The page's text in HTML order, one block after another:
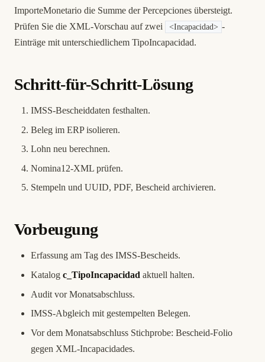
ImporteMonetario die Summe der Percepciones übersteigt.
Prüfen Sie die XML-Vorschau auf zwei
<Incapacidad> -
Einträge mit unterschiedlichem TipoIncapacidad.
Schritt-für-Schritt-Lösung
IMSS-Bescheiddaten festhalten.
Beleg im ERP isolieren.
Lohn neu berechnen.
Nomina12-XML prüfen.
Stempeln und UUID, PDF, Bescheid archivieren.
Vorbeugung
Erfassung am Tag des IMSS-Bescheids.
Katalog c_TipoIncapacidad aktuell halten.
Audit vor Monatsabschluss.
IMSS-Abgleich mit gestempelten Belegen.
Vor dem Monatsabschluss Stichprobe: Bescheid-Folio
gegen XML-Incapacidades.